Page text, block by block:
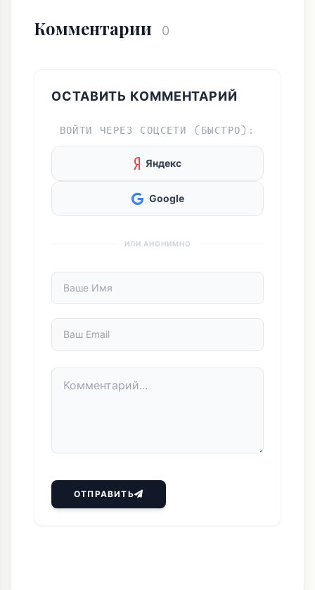
Комментарии 0
ОСТАВИТЬ КОММЕНТАРИЙ
ВОЙТИ ЧЕРЕЗ СОЦСЕТИ (БЫСТРО):
Яндекс
Google
ИЛИ АНОНИМНО
ОТПРАВИТЬ